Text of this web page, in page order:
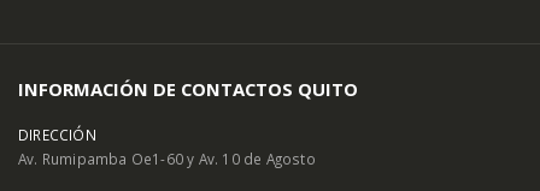
INFORMACIÓN DE CONTACTOS QUITO
DIRECCIÓN
Av. Rumipamba Oe1-60 y Av. 10 de Agosto